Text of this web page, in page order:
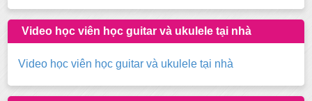
Video học viên học guitar và ukulele tại nhà
Video học viên học guitar và ukulele tại nhà